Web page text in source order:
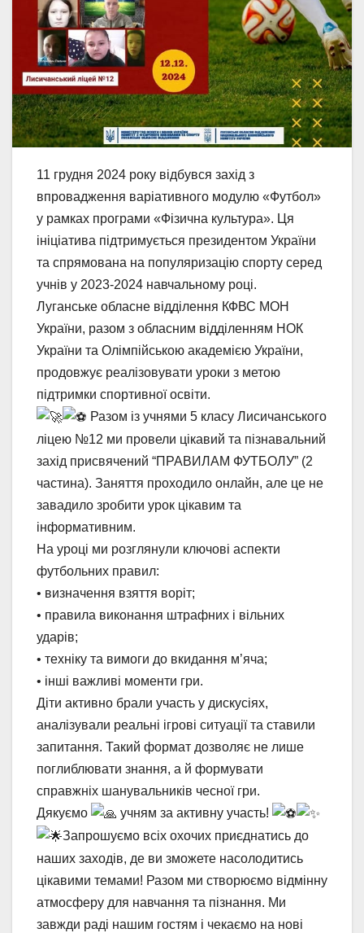
11 грудня 2024 року відбувся захід з
впровадження варіативного модулю «Футбол»
у рамках програми «Фізична культура». Ця
ініціатива підтримується президентом України
та спрямована на популяризацію спорту серед
учнів у 2023-2024 навчальному році.
Луганське обласне відділення КФВС МОН
України, разом з обласним відділенням НОК
України та Олімпійською академією України,
продовжує реалізовувати уроки з метою
підтримки спортивної освіти.
Разом із учнями 5 класу Лисичанського
ліцею №12 ми провели цікавий та пізнавальний
захід присвячений “ПРАВИЛАМ ФУТБОЛУ” (2
частина). Заняття проходило онлайн, але це не
завадило зробити урок цікавим та
інформативним.
На уроці ми розглянули ключові аспекти
футбольних правил:
• визначення взяття воріт;
• правила виконання штрафних і вільних
ударів;
• техніку та вимоги до вкидання м’яча;
• інші важливі моменти гри.
Діти активно брали участь у дискусіях,
аналізували реальні ігрові ситуації та ставили
запитання. Такий формат дозволяє не лише
поглиблювати знання, а й формувати
справжніх шанувальників чесної гри.
Дякуємо
учням за активну участь!
Запрошуємо всіх охочих приєднатись до
наших заходів, де ви зможете насолодитись
цікавими темами! Разом ми створюємо відмінну
атмосферу для навчання та пізнання. Ми
завжди раді нашим гостям і чекаємо на нові